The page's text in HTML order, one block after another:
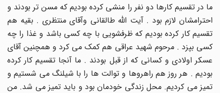
ما در تقسیم کارها دو نفر را منشی کرده بودیم که مسن تر بودند و
احترامشان لازم بود . آیت الله طالقانی وآقای منتظری . بقیه هم
تقسیم کار کرده بودیم که ظرفشویی با چه کسی باشد و غذا را چه
کسی بپزد . مرحوم شهید عراقی هم کمک می کرد و همچنین آقای
عسکر اولادی و کسانی که از قبل بودند . ما آنجا تقسیم کار کرده
بودیم . هر روز هم راهروها و توالت ها را با شیلنگ می شستیم و
تمیز می کردیم. محل زندگی خودمان بود و باید تمیز می شد. من